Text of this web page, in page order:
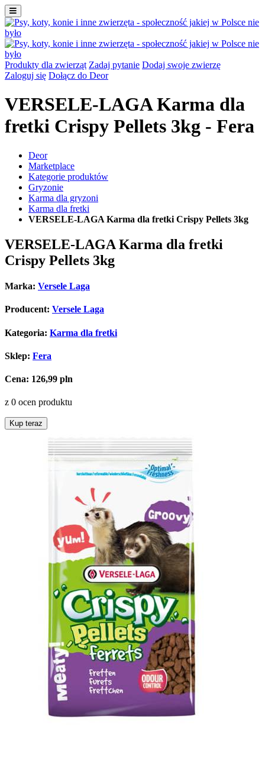
Produkty dla zwierząt Zadaj pytanie Dodaj swoje zwierzę
Zaloguj się Dołącz do Deor
VERSELE-LAGA Karma dla
fretki Crispy Pellets 3kg - Fera
Deor
Marketplace
Kategorie produktów
Gryzonie
Karma dla gryzoni
Karma dla fretki
VERSELE-LAGA Karma dla fretki Crispy Pellets 3kg
VERSELE-LAGA Karma dla fretki
Crispy Pellets 3kg
Marka: Versele Laga
Producent: Versele Laga
Kategoria: Karma dla fretki
Sklep: Fera
Cena: 126,99 pln
z 0 ocen produktu
Kup teraz